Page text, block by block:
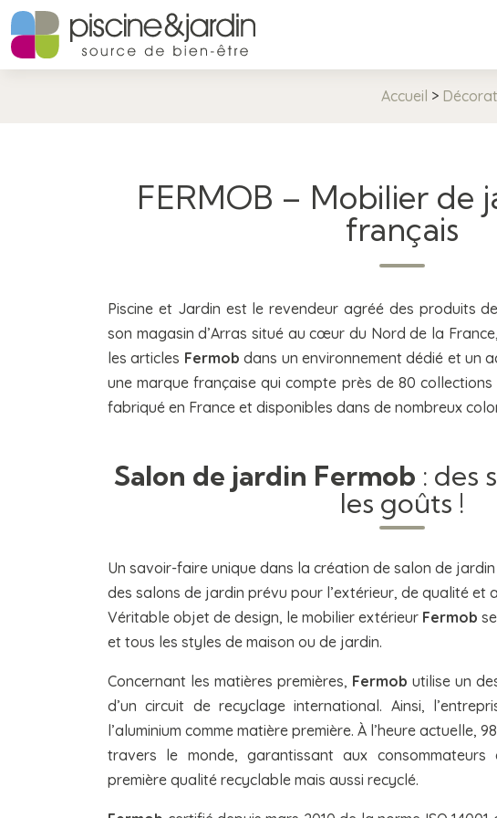
Accueil >
FERMOB – Mobilier de
français
Piscine et Jardin est le revendeur agréé des produits
son magasin d’Arras situé au cœur du Nord de la
les articles Fermob dans un environnement dédié et un
une marque française qui compte près de 80
fabriqué en France et disponibles dans de nombreux
Salon de jardin Fermob : des
les goûts !
Un savoir-faire unique dans la création de salon de jardin
des salons de jardin prévu pour l’extérieur, de qualité et
Véritable objet de design, le mobilier extérieur Fermob
et tous les styles de maison ou de jardin.
Concernant les matières premières, Fermob utilise un
d’un circuit de recyclage international. Ainsi,
l’aluminium comme matière première. À l’heure actuelle,
travers le monde, garantissant aux consommateurs
première qualité recyclable mais aussi recyclé.